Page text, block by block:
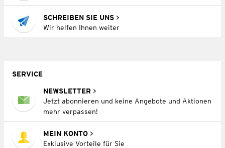
SCHREIBEN SIE UNS
Wir helfen Ihnen weiter
SERVICE
NEWSLETTER
Jetzt abonnieren und keine Angebote und Aktionen
mehr verpassen!
MEIN KONTO
Exklusive Vorteile für Sie